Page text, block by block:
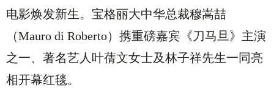
电影焕发新生。宝格丽大中华总裁穆嵩喆
（Mauro di Roberto）携重磅嘉宾《刀马旦》主演
之一、著名艺人叶蒨文女士及林子祥先生一同亮
相开幕红毯。